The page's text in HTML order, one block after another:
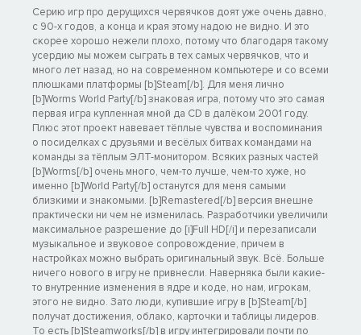
Серию игр про дерущихся червячков доят уже очень давно,
с 90-х годов, а конца и края этому надою не видно. И это
скорее хорошо нежели плохо, потому что благодаря такому
усердию мы можем сыграть в тех самых червячков, что и
много лет назад, но на современном компьютере и со всеми
плюшками платформы [b]Steam[/b]. Для меня лично
[b]Worms World Party[/b] знаковая игра, потому что это самая
первая игра купленная мной да CD в далёком 2001 году.
Плюс этот проект навевает тёплые чувства и воспоминания
о посиделках с друзьями и весёлых битвах командами на
команды за тёплым ЭЛТ-монитором. Всяких разных частей
[b]Worms[/b] очень много, чем-то лучше, чем-то хуже, но
именно [b]World Party[/b] останутся для меня самыми
близкими и знакомыми. [b]Remastered[/b] версия внешне
практически ни чем не изменилась. Разработчики увеличили
максимальное разрешение до [i]Full HD[/i] и перезаписали
музыкальное и звуковое сопровождение, причем в
настройках можно выбрать оригинальный звук. Всё. Больше
ничего нового в игру не привнесли. Наверняка были какие-
то внутренние изменения в ядре и коде, но нам, игрокам,
этого не видно. Зато люди, купившие игру в [b]Steam[/b]
получат достижения, облако, карточки и таблицы лидеров.
То есть [b]Steamworks[/b] в игру интегрировали почти по